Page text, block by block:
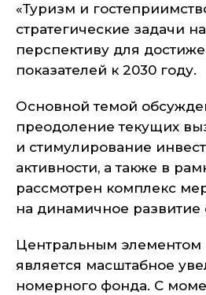
«Туризм и
стратегические задачи
перспективу для
показателей к 2030 году.
Основной темой
преодоление текущих
и стимулирование
активности, а также в
рассмотрен комплекс
на динамичное развитие
Центральным элементом
является масштабное
номерного фонда. С